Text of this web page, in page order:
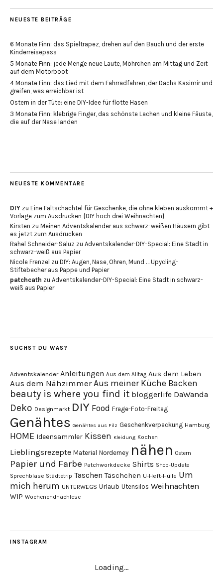
NEUESTE BEITRÄGE
6 Monate Finn: das Spieltrapez, drehen auf den Bauch und der erste
Kinderreisepass
5 Monate Finn: jede Menge neue Laute, Möhrchen am Mittag und Zeit
auf dem Motorboot
4 Monate Finn: das Lied mit dem Fahrradfahren, der Dachs Kasimir und
greifen, was erreichbar ist
Ostern in der Tüte: eine DIY-Idee für flotte Hasen
3 Monate Finn: klebrige Finger, das schönste Lachen und kleine Fäuste,
die auf der Nase landen
NEUESTE KOMMENTARE
DIY zu Eine Faltschachtel für Geschenke, die ohne kleben auskommt +
Vorlage zum Ausdrucken {DIY hoch drei Weihnachten}
Kirsten zu Meinen Adventskalender aus schwarz-weißen Häusern gibt
es jetzt zum Ausdrucken
Rahel Schneider-Saluz zu Adventskalender-DIY-Special: Eine Stadt in
schwarz-weiß aus Papier
Nicole Frenzel zu DIY: Augen, Nase, Ohren, Mund … Upycling-
Stiftebecher aus Pappe und Papier
patchcath zu Adventskalender-DIY-Special: Eine Stadt in schwarz-
weiß aus Papier
SUCHST DU WAS?
Adventskalender Anleitungen Aus dem Alltag Aus dem Leben
Aus dem Nähzimmer Aus meiner Küche Backen
beauty is where you find it bloggerlife DaWanda
Deko Designmarkt DIY Food Frage-Foto-Freitag
Genähtes Genähtes aus Filz Geschenkverpackung Hamburg
HOME Ideensammler Kissen Kleidung Kochen
Lieblingsrezepte Material Norderney nähen Ostern
Papier und Farbe Patchworkdecke Shirts Shop-Update
Sprechblase Städtetrip Taschen Täschchen U-Heft-Hülle Um
mich herum UNTERWEGS Urlaub Utensilos Weihnachten
WIP Wochenendnachlese
INSTAGRAM
Loading...